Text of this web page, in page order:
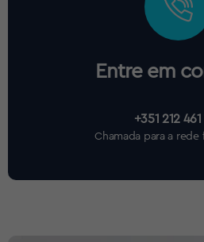
Entre em
+351 212 461
Chamada para a rede